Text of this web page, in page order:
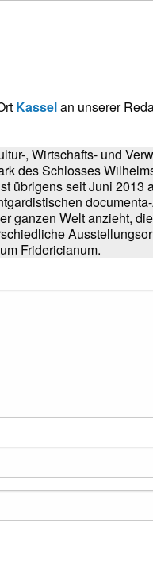
Kasselan unserer
, Wirtschafts- und
des Schlosses
übrigens seit Juni 2013
ganzen Welt anzieht,
Fridericianum.